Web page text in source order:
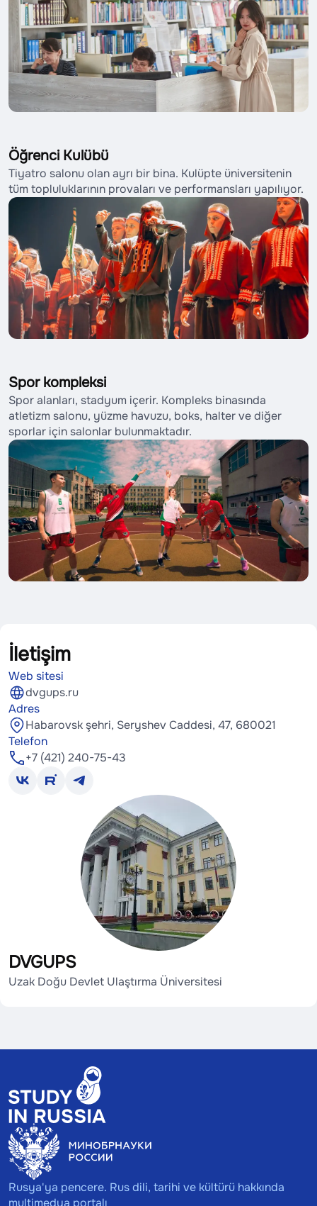
Öğrenci Kulübü
Tiyatro salonu olan ayrı bir bina. Kulüpte üniversitenin
tüm topluluklarının provaları ve performansları yapılıyor.
Spor kompleksi
Spor alanları, stadyum içerir. Kompleks binasında
atletizm salonu, yüzme havuzu, boks, halter ve diğer
sporlar için salonlar bulunmaktadır.
İletişim
Web sitesi
dvgups.ru
Adres
Habarovsk şehri, Seryshev Caddesi, 47, 680021
Telefon
+7 (421) 240-75-43
DVGUPS
Uzak Doğu Devlet Ulaştırma Üniversitesi
Rusya'ya pencere. Rus dili, tarihi ve kültürü hakkında
multimedya portalı